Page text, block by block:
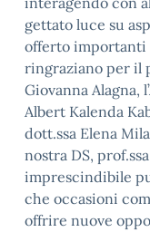
gettato luce su
offerto importanti
ringraziano per il
Giovanna Alagna,
Albert Kalenda
dott.ssa Elena
nostra DS,
imprescindibile
che occasioni
offrire nuove